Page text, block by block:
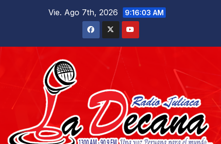
Vie. Ago 7th, 2026 9:16:04 AM